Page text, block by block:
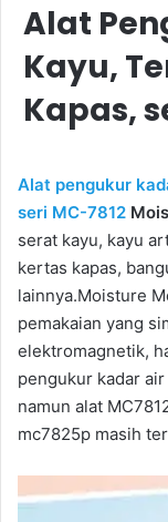
Alat
Kayu,
Kapas,
Alat pengukur
seri MC-7812
serat kayu, kayu
kertas kapas,
lainnya.Moisture
pemakaian yang
elektromagnetik,
pengukur kadar
namun alat
mc7825p masih